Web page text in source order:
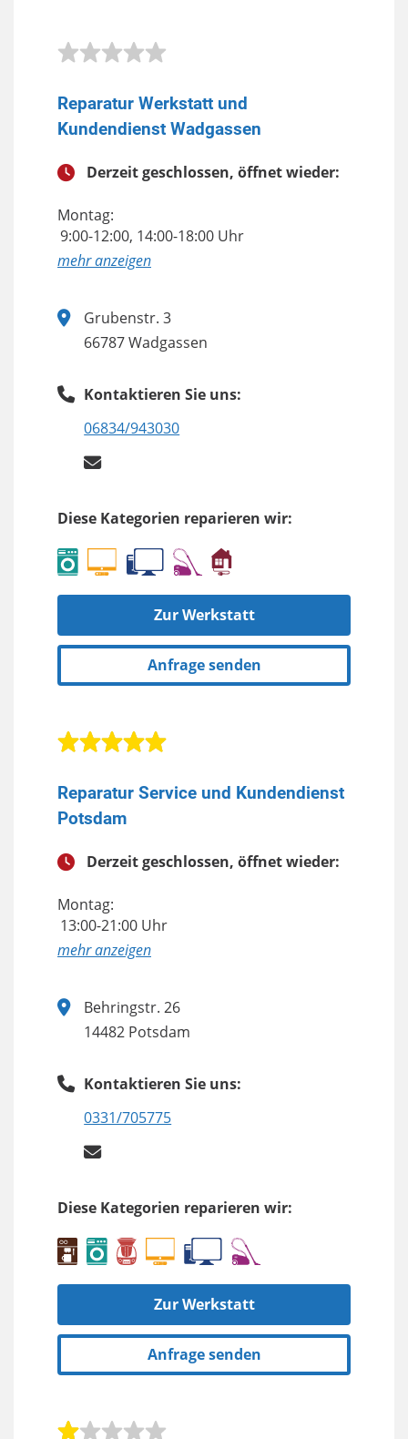
Reparatur Werkstatt und
Kundendienst Wadgassen
Derzeit geschlossen, öffnet wieder:
Montag:
9:00-12:00, 14:00-18:00 Uhr
anzeigen
Grubenstr. 3
66787 Wadgassen
Kontaktieren Sie uns:
06834/943030
Diese Kategorien reparieren wir:
Zur Werkstatt
Anfrage senden
Reparatur Service und Kundendienst
Potsdam
Derzeit geschlossen, öffnet wieder:
Montag:
13:00-21:00 Uhr
anzeigen
Behringstr. 26
14482 Potsdam
Kontaktieren Sie uns:
0331/705775
Diese Kategorien reparieren wir:
Zur Werkstatt
Anfrage senden